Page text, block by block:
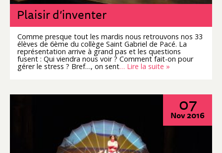
Plaisir d’inventer
Comme presque tout les mardis nous retrouvons nos 33
élèves de 6ème du collège Saint Gabriel de Pacé. La
représentation arrive à grand pas et les questions
fusent : Qui viendra nous voir ? Comment fait-on pour
gérer le stress ? Bref…, on sent… Lire la suite »
07
Nov 2016